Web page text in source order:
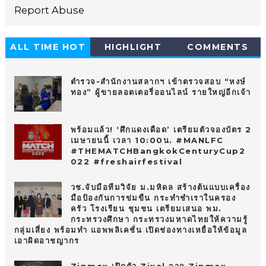
Report Abuse
ALL TIME HOT
HIGHLIGHT COMMENTS
ตำรวจ-สำนักงานสลากฯ เข้าตรวจสอบ “หงษ์
ทอง” ผู้ขายลอตเตอรี่ออนไลน์ รายใหญ่อีกเจ้า
พร้อมแล้ว! ‘ศึกแดงเดือด’ เตรียมตัวจองบัตร 2
เมษายนนี้ เวลา 10:00น. #MANLFC
#THEMATCHBangkokCenturyCup2
022 #freshairfestival
วช.จับมือทีมวิจัย ม.มหิดล สร้างต้นแบบเครื่อง
มือป้องกันการข่มขืน กระทำชำเราในครอง
ครัว โรงเรียน ชุมชน เตรียมเสนอ พม.
กระทรวงศึกษา กระทรวงมหาดไทยให้ความรู้
กลุ่มเสี่ยง พร้อมทำ แอพพลิเคชั่น เปิดช่องทางเหยื่อให้ข้อมูล
เอาผิดอาชญากร